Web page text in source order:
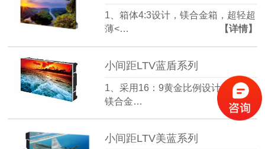
1、箱体4:3设计，镁合金箱，超轻超
薄<…
【详情】
小间距LTV蓝盾系列
1、采用16：9黄金比例设计，全压
镁合金…
【详情】
小间距LTV美蓝系列